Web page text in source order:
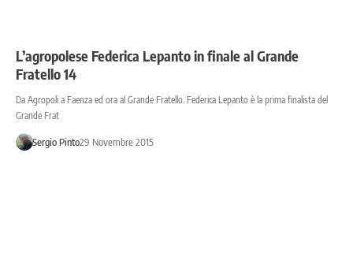
L’agropolese Federica Lepanto in finale al Grande
Fratello 14
Da Agropoli a Faenza ed ora al Grande Fratello. Federica Lepanto è la prima finalista del
Grande Frat
Sergio Pinto29 Novembre 2015